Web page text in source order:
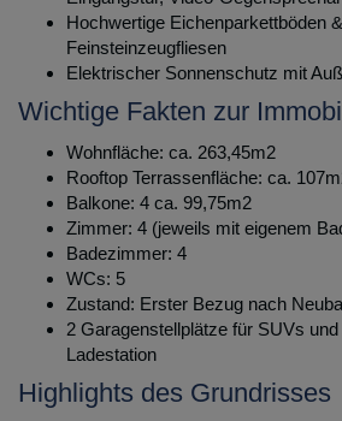
Hochwertige Eichenparkettböden
Feinsteinzeugfliesen
Elektrischer Sonnenschutz mit
Wichtige Fakten zur
Wohnfläche: ca. 263,45m2
Rooftop Terrassenfläche: ca.
Balkone: 4 ca. 99,75m2
Zimmer: 4 (jeweils mit eigenem
Badezimmer: 4
WCs: 5
Zustand: Erster Bezug nach
2 Garagenstellplätze für SUVs
Ladestation
Highlights des Grundrisses